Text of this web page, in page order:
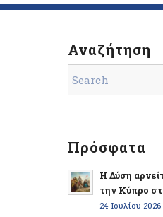
Αναζήτηση
Πρόσφατα
Η Δύση
την Κύπρο
24 Ιουλίου